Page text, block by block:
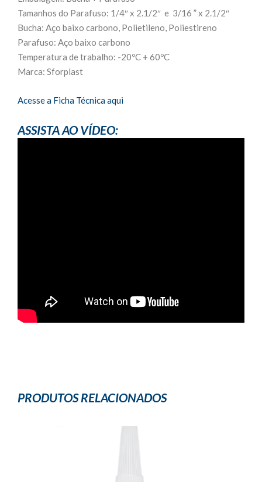
Tamanhos do Parafuso: 1/4″ x 2.1/2″ e 3/16 ” x 2.1/2″
Bucha: Aço baixo carbono, Polietileno, Poliestireno
Parafuso: Aço baixo carbono
Temperatura de trabalho: -20ºC + 60ºC
Marca: Sforplast
Acesse a Ficha Técnica aqui
ASSISTA AO VÍDEO:
PRODUTOS RELACIONADOS